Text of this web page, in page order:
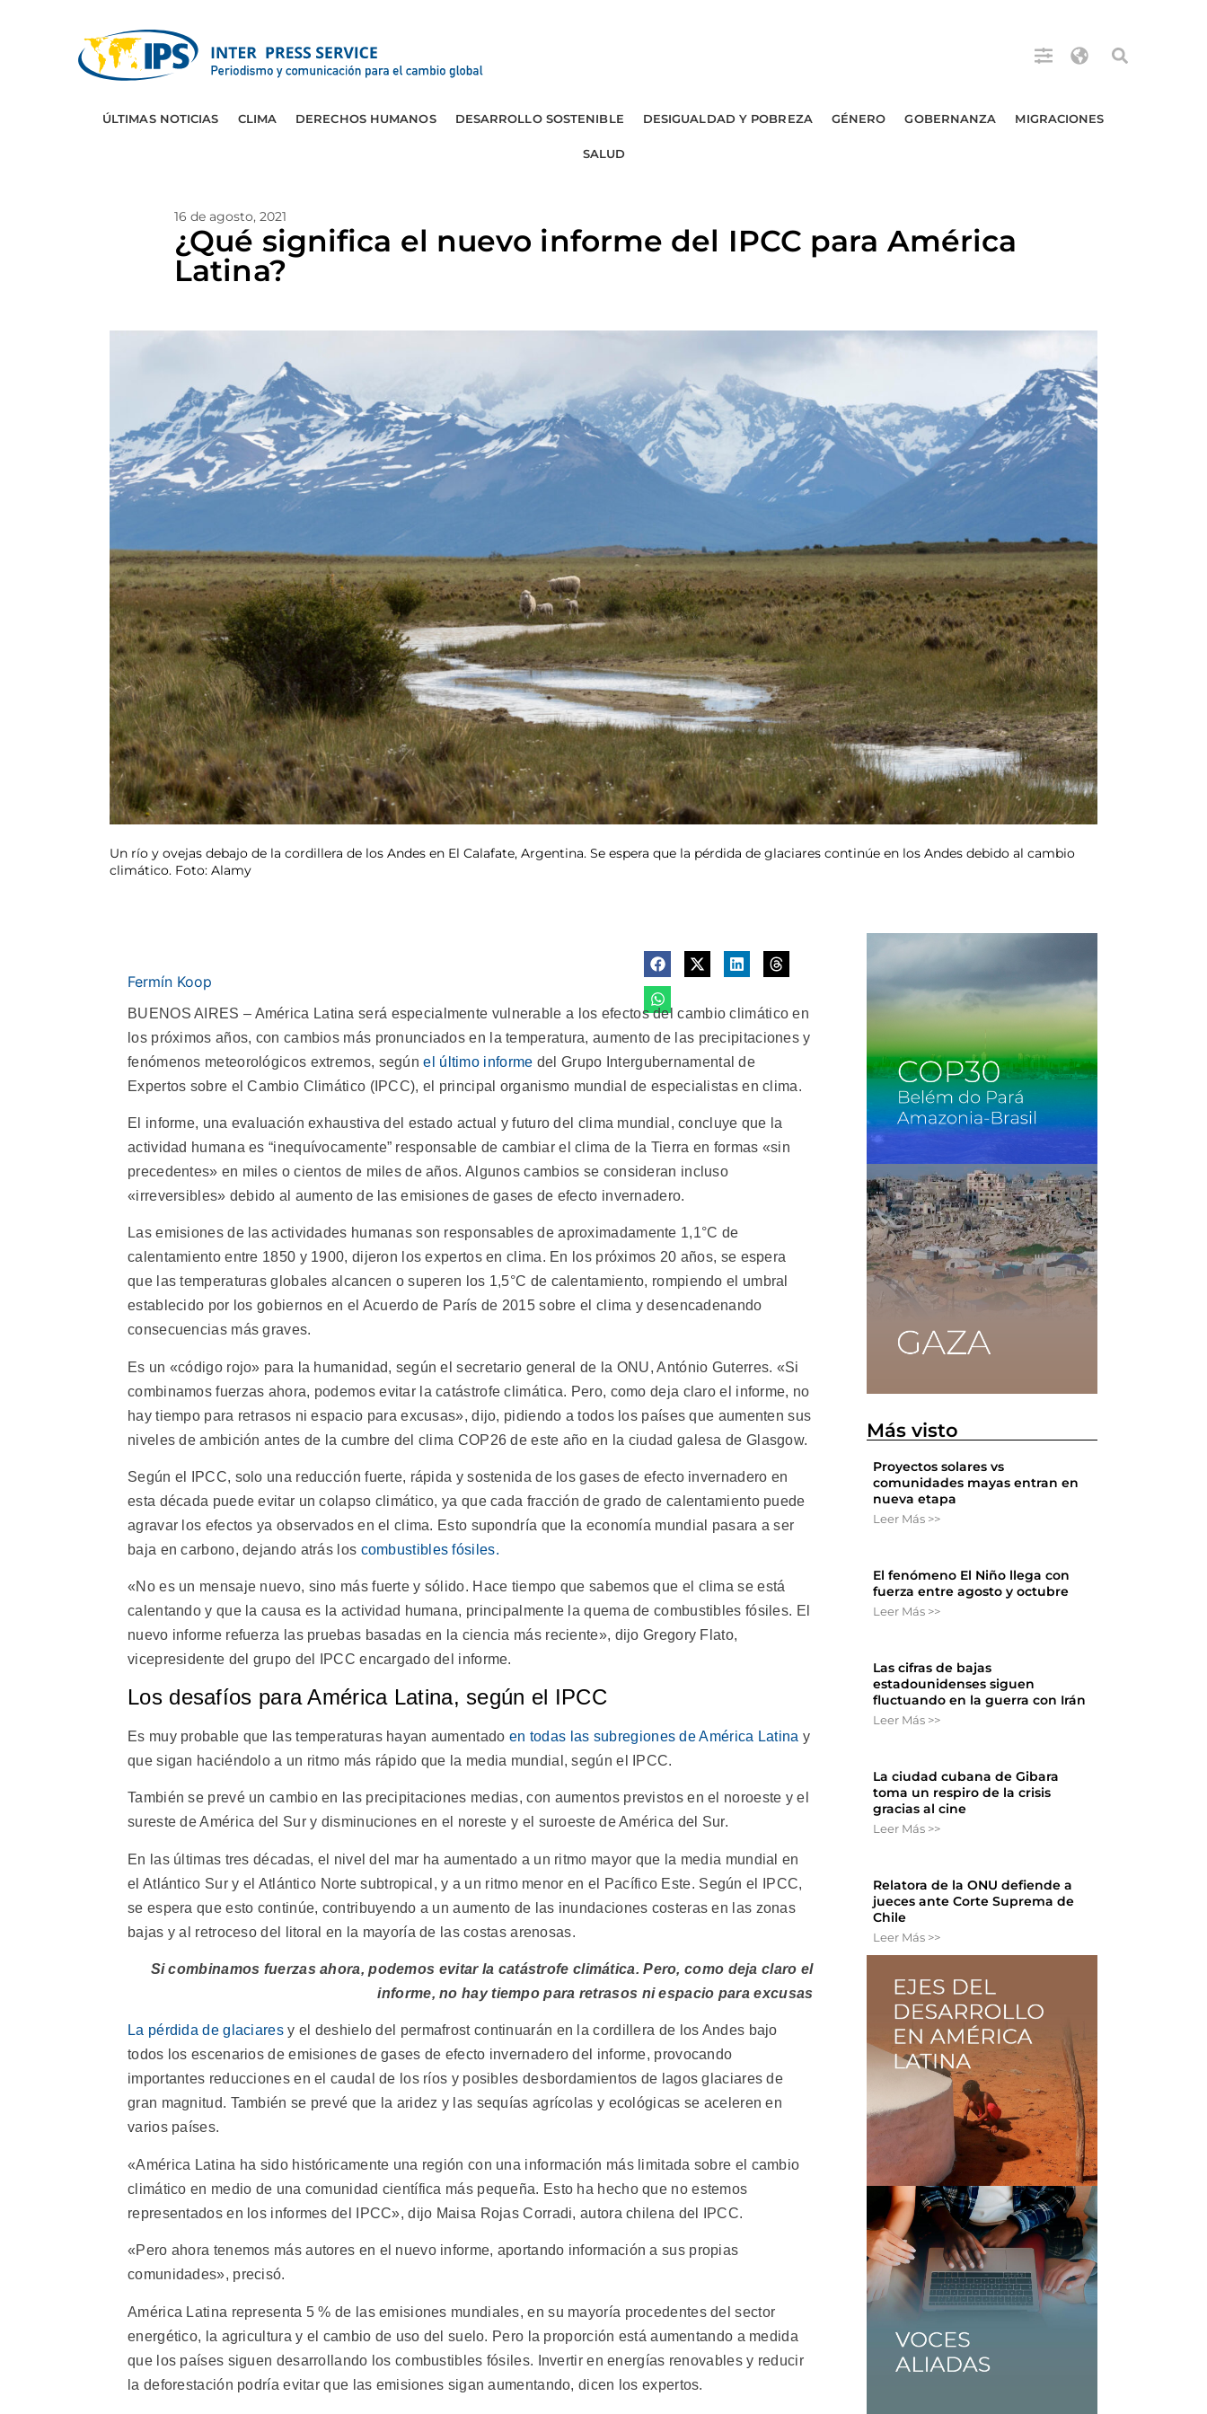
ÚLTIMAS NOTICIAS CLIMA DERECHOS HUMANOS DESARROLLO SOSTENIBLE DESIGUALDAD Y POBREZA GÉNERO GOBERNANZA MIGRACIONES
SALUD
16 de agosto, 2021
¿Qué significa el nuevo informe del IPCC para América
Latina?
Un río y ovejas debajo de la cordillera de los Andes en El Calafate, Argentina. Se espera que la pérdida de glaciares continúe en los Andes debido al cambio
climático. Foto: Alamy
Fermín Koop
BUENOS AIRES – América Latina será especialmente vulnerable a los efectos del cambio climático en
los próximos años, con cambios más pronunciados en la temperatura, aumento de las precipitaciones y
fenómenos meteorológicos extremos, según el último informe del Grupo Intergubernamental de
Expertos sobre el Cambio Climático (IPCC), el principal organismo mundial de especialistas en clima.
El informe, una evaluación exhaustiva del estado actual y futuro del clima mundial, concluye que la
actividad humana es “inequívocamente” responsable de cambiar el clima de la Tierra en formas «sin
precedentes» en miles o cientos de miles de años. Algunos cambios se consideran incluso
«irreversibles» debido al aumento de las emisiones de gases de efecto invernadero.
Las emisiones de las actividades humanas son responsables de aproximadamente 1,1°C de
calentamiento entre 1850 y 1900, dijeron los expertos en clima. En los próximos 20 años, se espera
que las temperaturas globales alcancen o superen los 1,5°C de calentamiento, rompiendo el umbral
establecido por los gobiernos en el Acuerdo de París de 2015 sobre el clima y desencadenando
consecuencias más graves.
Es un «código rojo» para la humanidad, según el secretario general de la ONU, António Guterres. «Si
combinamos fuerzas ahora, podemos evitar la catástrofe climática. Pero, como deja claro el informe, no
hay tiempo para retrasos ni espacio para excusas», dijo, pidiendo a todos los países que aumenten sus
niveles de ambición antes de la cumbre del clima COP26 de este año en la ciudad galesa de Glasgow.
Según el IPCC, solo una reducción fuerte, rápida y sostenida de los gases de efecto invernadero en
esta década puede evitar un colapso climático, ya que cada fracción de grado de calentamiento puede
agravar los efectos ya observados en el clima. Esto supondría que la economía mundial pasara a ser
baja en carbono, dejando atrás los combustibles fósiles.
«No es un mensaje nuevo, sino más fuerte y sólido. Hace tiempo que sabemos que el clima se está
calentando y que la causa es la actividad humana, principalmente la quema de combustibles fósiles. El
nuevo informe refuerza las pruebas basadas en la ciencia más reciente», dijo Gregory Flato,
vicepresidente del grupo del IPCC encargado del informe.
Los desafíos para América Latina, según el IPCC
Es muy probable que las temperaturas hayan aumentado en todas las subregiones de América Latina y
que sigan haciéndolo a un ritmo más rápido que la media mundial, según el IPCC.
También se prevé un cambio en las precipitaciones medias, con aumentos previstos en el noroeste y el
sureste de América del Sur y disminuciones en el noreste y el suroeste de América del Sur.
En las últimas tres décadas, el nivel del mar ha aumentado a un ritmo mayor que la media mundial en
el Atlántico Sur y el Atlántico Norte subtropical, y a un ritmo menor en el Pacífico Este. Según el IPCC,
se espera que esto continúe, contribuyendo a un aumento de las inundaciones costeras en las zonas
bajas y al retroceso del litoral en la mayoría de las costas arenosas.
Si combinamos fuerzas ahora, podemos evitar la catástrofe climática. Pero, como deja claro el
informe, no hay tiempo para retrasos ni espacio para excusas
La pérdida de glaciaresy el deshielo del permafrost continuarán en la cordillera de los Andes bajo
todos los escenarios de emisiones de gases de efecto invernadero del informe, provocando
importantes reducciones en el caudal de los ríos y posibles desbordamientos de lagos glaciares de
gran magnitud. También se prevé que la aridez y las sequías agrícolas y ecológicas se aceleren en
varios países.
«América Latina ha sido históricamente una región con una información más limitada sobre el cambio
climático en medio de una comunidad científica más pequeña. Esto ha hecho que no estemos
representados en los informes del IPCC», dijo Maisa Rojas Corradi, autora chilena del IPCC.
«Pero ahora tenemos más autores en el nuevo informe, aportando información a sus propias
comunidades», precisó.
América Latina representa 5 % de las emisiones mundiales, en su mayoría procedentes del sector
energético, la agricultura y el cambio de uso del suelo. Pero la proporción está aumentando a medida
que los países siguen desarrollando los combustibles fósiles. Invertir en energías renovables y reducir
la deforestación podría evitar que las emisiones sigan aumentando, dicen los expertos.
Más visto
Proyectos solares vs
comunidades mayas entran en
nueva etapa
Leer Más >>
El fenómeno El Niño llega con
fuerza entre agosto y octubre
Leer Más >>
Las cifras de bajas
estadounidenses siguen
fluctuando en la guerra con Irán
Leer Más >>
La ciudad cubana de Gibara
toma un respiro de la crisis
gracias al cine
Leer Más >>
Relatora de la ONU defiende a
jueces ante Corte Suprema de
Chile
Leer Más >>